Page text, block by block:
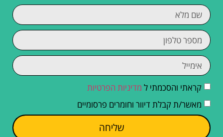
קראתי והסכמתי ל מדיניות הפרטיות
מאשר/ת קבלת דיוור וחומרים פרסומיים
שליחה